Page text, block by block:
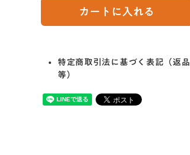
カートに入れる
特定商取引法に基づく表記（返品
等）